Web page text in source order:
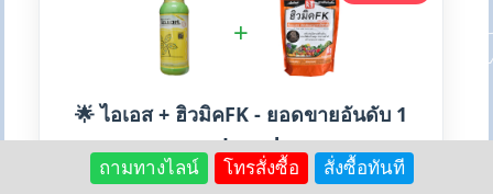
+
🌟 ไอเอส + ฮิวมิคFK - ยอดขายอันดับ 1
บน Lazada
ถามทางไลน์ โทรสั่งซื้อ สั่งซื้อทันที